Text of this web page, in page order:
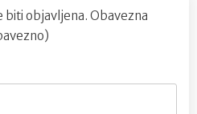
biti objavljena. Obavezna